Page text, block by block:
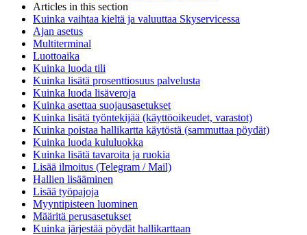
Articles in this section
Kuinka vaihtaa kieltä ja valuuttaa Skyservicessa
Ajan asetus
Multiterminal
Luottoaika
Kuinka luoda tili
Kuinka lisätä prosenttiosuus palvelusta
Kuinka luoda lisäveroja
Kuinka asettaa suojausasetukset
Kuinka lisätä työntekijää (käyttöoikeudet, varastot)
Kuinka poistaa hallikartta käytöstä (sammuttaa pöydät)
Kuinka luoda kululuokka
Kuinka lisätä tavaroita ja ruokia
Lisää ilmoitus (Telegram / Mail)
Hallien lisääminen
Lisää työpajoja
Myyntipisteen luominen
Määritä perusasetukset
Kuinka järjestää pöydät hallikarttaan